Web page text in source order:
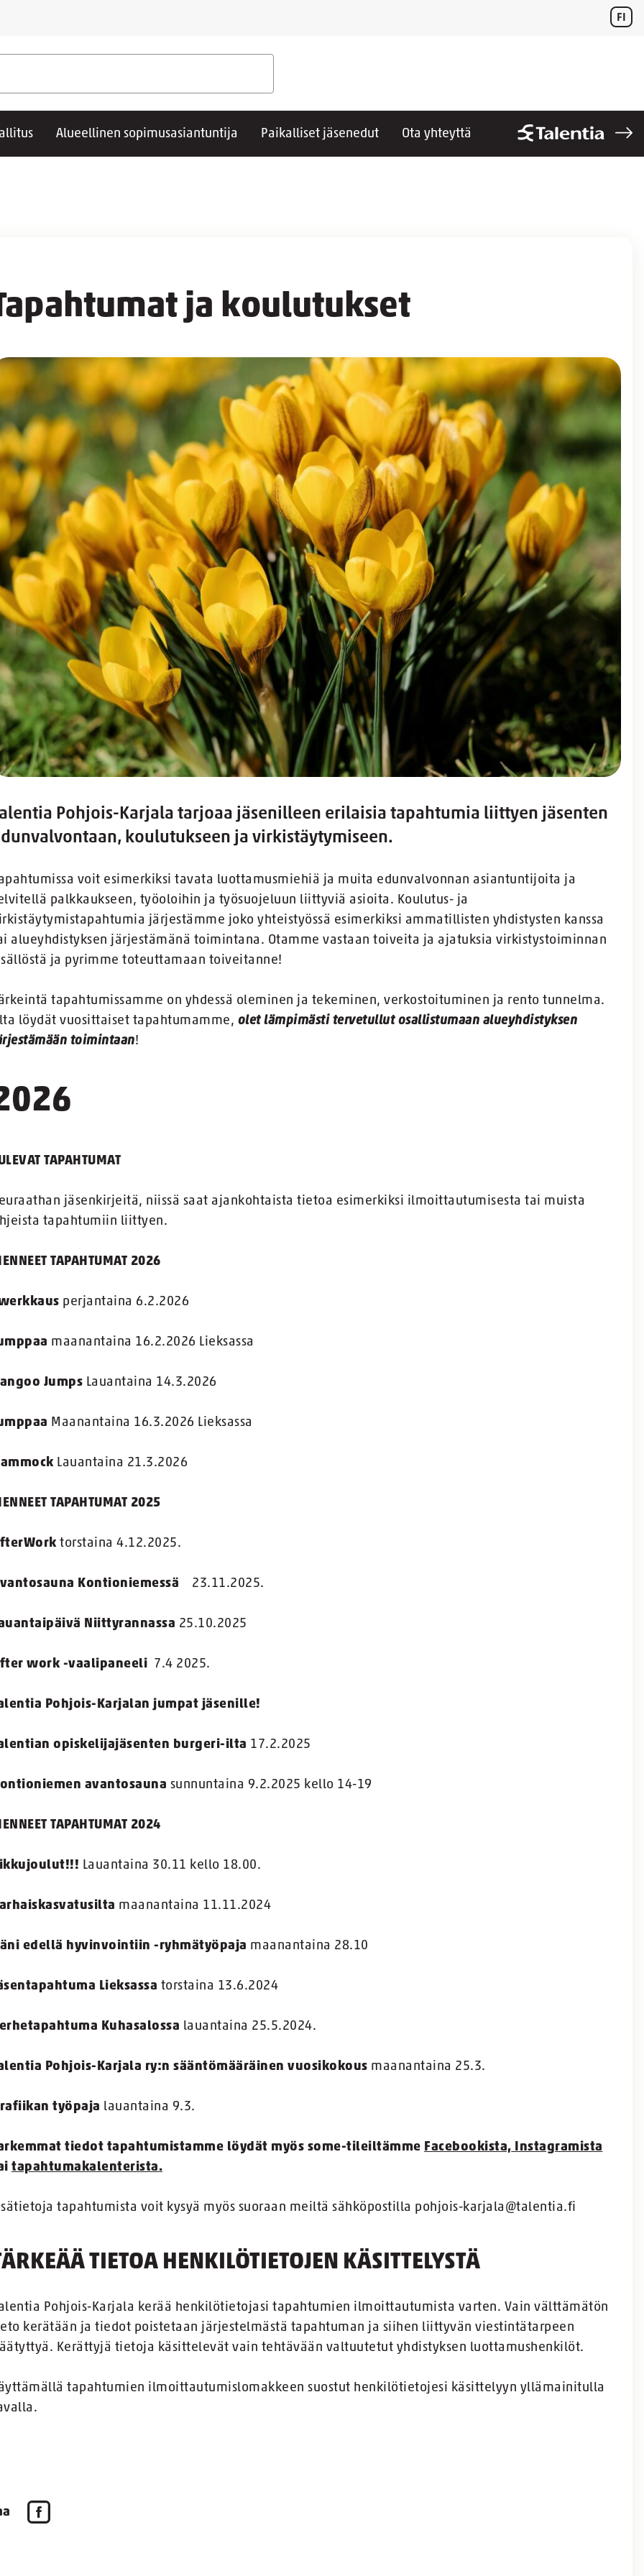
FI
Alueellinen sopimusasiantuntija Paikalliset jäsenedut Ota yhteyttä
ja koulutukset
Pohjois-Karjala tarjoaa jäsenilleen erilaisia tapahtumia liittyen jäsenten
koulutukseen ja virkistäytymiseen.
voit esimerkiksi tavata luottamusmiehiä ja muita edunvalvonnan asiantuntijoita ja
palkkaukseen, työoloihin ja työsuojeluun liittyviä asioita. Koulutus- ja
järjestämme joko yhteistyössä esimerkiksi ammatillisten yhdistysten kanssa
alueyhdistyksen järjestämänä toimintana. Otamme vastaan toiveita ja ajatuksia virkistystoiminnan
ja pyrimme toteuttamaan toiveitanne!
tapahtumissamme on yhdessä oleminen ja tekeminen, verkostoituminen ja rento tunnelma.
löydät vuosittaiset tapahtumamme, olet lämpimästi tervetullut osallistumaan alueyhdistyksen
toimintaan!
TAPAHTUMAT
jäsenkirjeitä, niissä saat ajankohtaista tietoa esimerkiksi ilmoittautumisesta tai muista
tapahtumiin liittyen.
TAPAHTUMAT 2026
perjantaina 6.2.2026
maanantaina 16.2.2026 Lieksassa
Jumps Lauantaina 14.3.2026
Maanantaina 16.3.2026 Lieksassa
Lauantaina 21.3.2026
TAPAHTUMAT 2025
torstaina 4.12.2025.
Kontioniemessä 23.11.2025.
Niittyrannassa 25.10.2025
work -vaalipaneeli 7.4 2025.
Pohjois-Karjalan jumpat jäsenille!
opiskelijajäsenten burgeri-ilta 17.2.2025
avantosauna sunnuntaina 9.2.2025 kello 14-19
TAPAHTUMAT 2024
Lauantaina 30.11 kello 18.00.
maanantaina 11.11.2024
edellä hyvinvointiin -ryhmätyöpaja maanantaina 28.10
Lieksassa torstaina 13.6.2024
Kuhasalossa lauantaina 25.5.2024.
Pohjois-Karjala ry:n sääntömääräinen vuosikokous maanantaina 25.3.
työpaja lauantaina 9.3.
tiedot tapahtumistamme löydät myös some-tileiltämme Facebookista, Instagramista
tapahtumakalenterista.
tapahtumista voit kysyä myös suoraan meiltä sähköpostilla pohjois-karjala@talentia.fi
TIETOA HENKILÖTIETOJEN KÄSITTELYSTÄ
Pohjois-Karjala kerää henkilötietojasi tapahtumien ilmoittautumista varten. Vain välttämätön
kerätään ja tiedot poistetaan järjestelmästä tapahtuman ja siihen liittyvän viestintätarpeen
Kerättyjä tietoja käsittelevät vain tehtävään valtuutetut yhdistyksen luottamushenkilöt.
tapahtumien ilmoittautumislomakkeen suostut henkilötietojesi käsittelyyn yllämainitulla